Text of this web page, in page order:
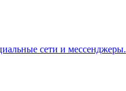
сети и мессенджеры.